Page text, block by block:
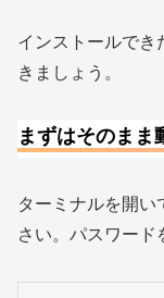
インストールでき
きましょう。
まずはそのまま
ターミナルを開い
さい。パスワード